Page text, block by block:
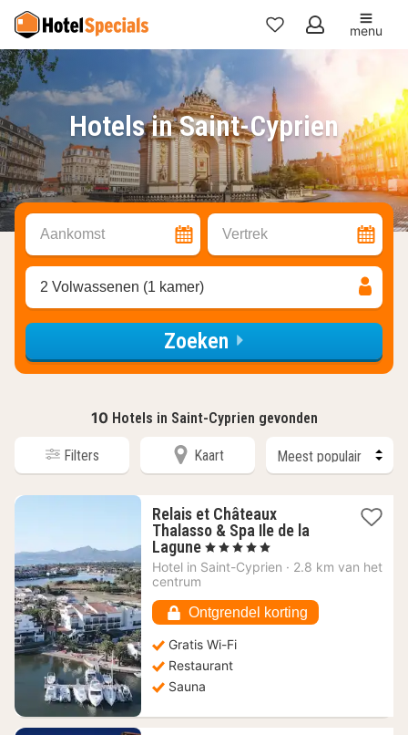
Mijn
favorieten
menu
Hotels in Saint-Cyprien
Aankomst Vertrek
2 Volwassenen (1 kamer)
Zoeken
10 Hotels in Saint-Cyprien gevonden
Filters Kaart
Relais et Châteaux
Thalasso & Spa Ile de la
Lagune 1
nacht
€
, 5 Sterren
Hotel in Saint-Cyprien · 2.8 km van het
centrum
Ontgrendel korting
Gratis Wi-Fi
Restaurant
Sauna